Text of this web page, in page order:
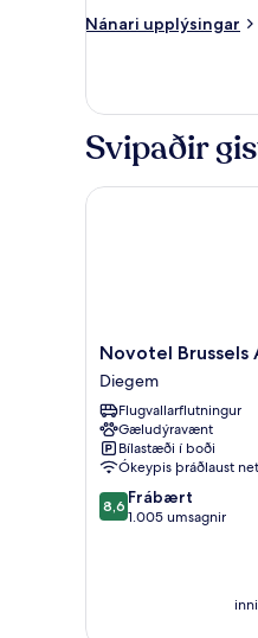
Nánari upplýsingar
Nánari
-
samliggjandi
herbergi
(3AD+1CH)
Svipaðir
Novotel
Brussels
Airport
Diegem
Novotel Brussels
Diegem
Flugvallarflutningur
Gæludýravænt
Bílastæði í boði
Ókeypis þráðlaust net
8.6
af
8,6 Frábært
1.005 umsagnir
Novotel Brussels